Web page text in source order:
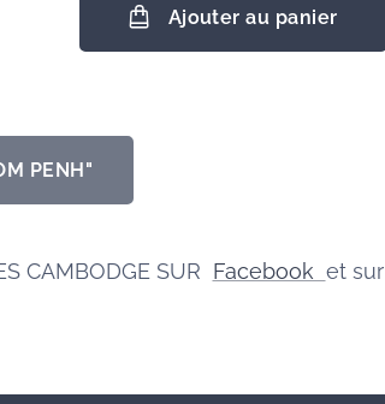
Ajouter au panier
PENH"
CAMBODGE SUR Facebook et sur